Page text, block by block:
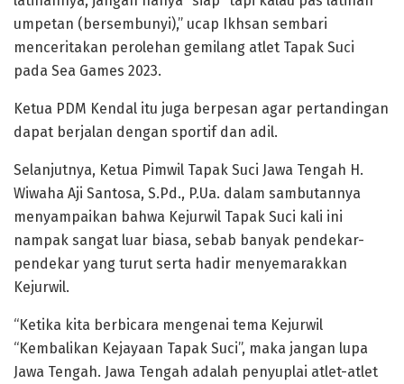
umpetan (bersembunyi),” ucap Ikhsan sembari
menceritakan perolehan gemilang atlet Tapak Suci
pada Sea Games 2023.
Ketua PDM Kendal itu juga berpesan agar pertandingan
dapat berjalan dengan sportif dan adil.
Selanjutnya, Ketua Pimwil Tapak Suci Jawa Tengah H.
Wiwaha Aji Santosa, S.Pd., P.Ua. dalam sambutannya
menyampaikan bahwa Kejurwil Tapak Suci kali ini
nampak sangat luar biasa, sebab banyak pendekar-
pendekar yang turut serta hadir menyemarakkan
Kejurwil.
“Ketika kita berbicara mengenai tema Kejurwil
“Kembalikan Kejayaan Tapak Suci”, maka jangan lupa
Jawa Tengah. Jawa Tengah adalah penyuplai atlet-atlet